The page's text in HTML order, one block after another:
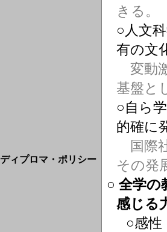
ディプロマ・ポリシー
きる。
○人文
有の文
変動
基盤と
○自ら
的確に
国際
その発
○ 全学の
感じる
○感性